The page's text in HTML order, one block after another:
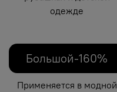
одежде
Большой-160%
Применяется в модной